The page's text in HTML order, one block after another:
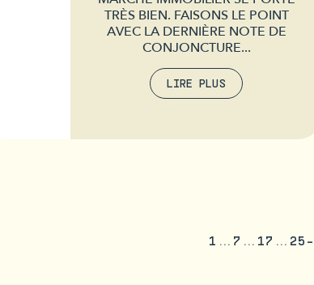
TRÈS BIEN. FAISONS LE POINT
AVEC LA DERNIÈRE NOTE DE
CONJONCTURE...
LIRE PLUS
1 7 17 25